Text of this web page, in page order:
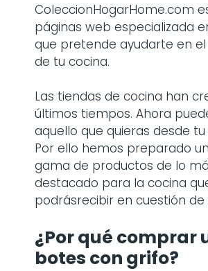
ColeccionHogarHome.com
páginas web especializada
que pretende ayudarte en
de tu cocina.
Las tiendas de cocina han
últimos tiempos. Ahora
aquello que quieras desde
Por ello hemos preparado
gama de productos de lo
destacado para la cocina
podrásrecibir en cuestión de
¿Por qué comprar
botes con grifo?